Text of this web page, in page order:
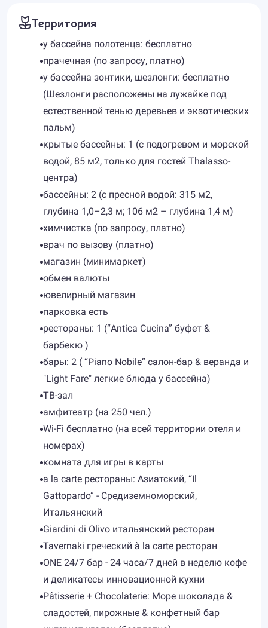
Территория
у бассейна полотенца: бесплатно
прачечная (по запросу, платно)
у бассейна зонтики, шезлонги: бесплатно
(Шезлонги расположены на лужайке под
естественной тенью деревьев и экзотических
пальм)
крытые бассейны: 1 (с подогревом и морской
водой, 85 м2, только для гостей Thalasso-
центра)
бассейны: 2 (с пресной водой: 315 м2,
глубина 1,0–2,3 м; 106 м2 – глубина 1,4 м)
химчистка (по запросу, платно)
врач по вызову (платно)
магазин (минимаркет)
обмен валюты
ювелирный магазин
парковка есть
рестораны: 1 (“Antica Cucina” буфет &
барбекю )
бары: 2 ( “Piano Nobile” салон-бар & веранда и
"Light Fare" легкие блюда у бассейна)
ТВ-зал
амфитеатр (на 250 чел.)
Wi-Fi бесплатно (на всей территории отеля и
номерах)
комната для игры в карты
a la carte рестораны: Азиатский, “Il
Gattopardo” - Средиземноморский,
Итальянский
Giardini di Olivo итальянский ресторан
Tavernaki греческий à la carte ресторан
ONE 24/7 бар - 24 часа/7 дней в неделю кофе
и деликатесы инновационной кухни
Pâtisserie + Chocolaterie: Море шоколада &
сладостей, пирожные & конфетный бар